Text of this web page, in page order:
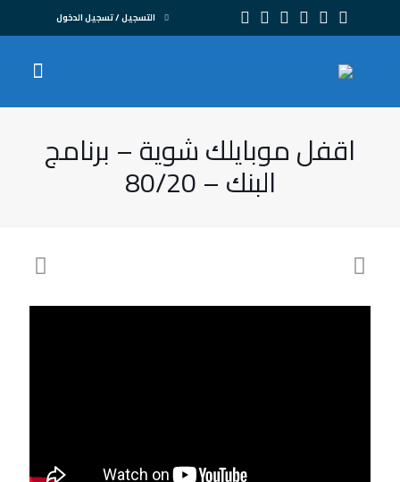
التسجيل / تسجيل الدخول
اقفل موبايلك شوية – برنامج
البنك – 80/20